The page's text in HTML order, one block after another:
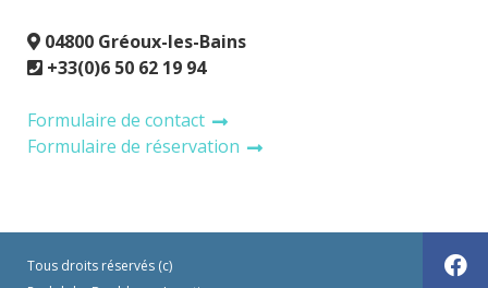
04800 Gréoux-les-Bains
+33(0)6 50 62 19 94
Formulaire de contact
Formulaire de réservation
Tous droits réservés (c)